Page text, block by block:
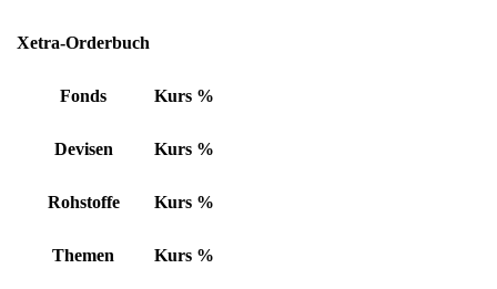
Xetra-Orderbuch
Fonds Kurs %
Devisen Kurs %
Rohstoffe Kurs %
Themen Kurs %